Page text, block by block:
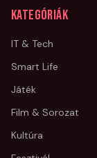
Kategóriák
IT & Tech
Smart Life
Játék
Film & Sorozat
Kultúra